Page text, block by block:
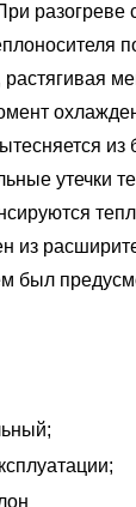
разогреве
из
утечки
из
был